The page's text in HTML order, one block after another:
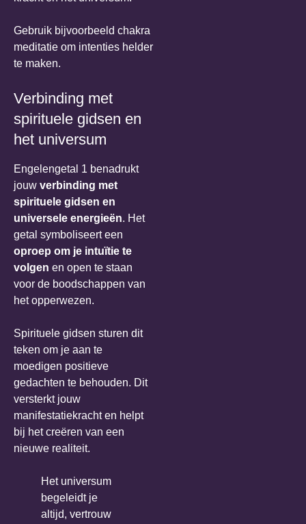
Gebruik bijvoorbeeld chakra
meditatie om intenties helder
te maken.
Verbinding met
spirituele gidsen en
het universum
Engelengetal 1 benadrukt
jouw verbinding met
spirituele gidsen en
universele energieën. Het
getal symboliseert een
oproep om je intuïtie te
volgen en open te staan
voor de boodschappen van
het opperwezen.
Spirituele gidsen sturen dit
teken om je aan te
moedigen positieve
gedachten te behouden. Dit
versterkt jouw
manifestatiekracht en helpt
bij het creëren van een
nieuwe realiteit.
Het universum
begeleidt je
altijd, vertrouw